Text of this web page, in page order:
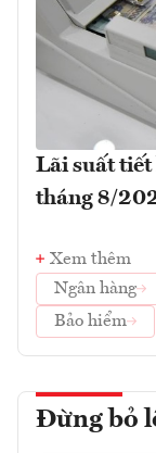
Lãi suất tiết
tháng 8/
Xem thêm
Ngân hàng
Bảo hiểm
Đừng bỏ